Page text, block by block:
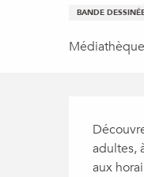
BANDE
adultes,
aux